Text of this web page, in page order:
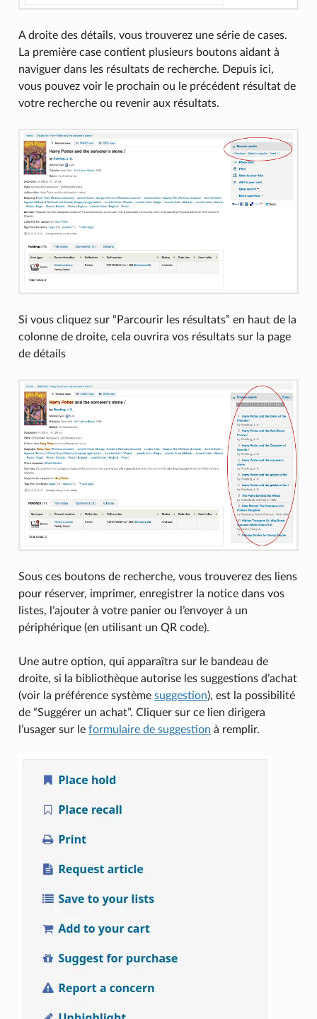
A droite des détails, vous trouverez une série de cases.
La première case contient plusieurs boutons aidant à
naviguer dans les résultats de recherche. Depuis ici,
vous pouvez voir le prochain ou le précédent résultat de
votre recherche ou revenir aux résultats.
Si vous cliquez sur “Parcourir les résultats” en haut de la
colonne de droite, cela ouvrira vos résultats sur la page
de détails
Sous ces boutons de recherche, vous trouverez des liens
pour réserver, imprimer, enregistrer la notice dans vos
listes, l’ajouter à votre panier ou l’envoyer à un
périphérique (en utilisant un QR code).
Une autre option, qui apparaîtra sur le bandeau de
droite, si la bibliothèque autorise les suggestions d’achat
(voir la préférence système suggestion), est la possibilité
de “Suggérer un achat”. Cliquer sur ce lien dirigera
l’usager sur le formulaire de suggestion à remplir.